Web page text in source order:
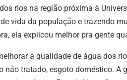
rios na região próxima à
vida da população e trazendo
ela explicou melhor pra gente
a qualidade de água dos
não tratado, esgoto doméstico. A